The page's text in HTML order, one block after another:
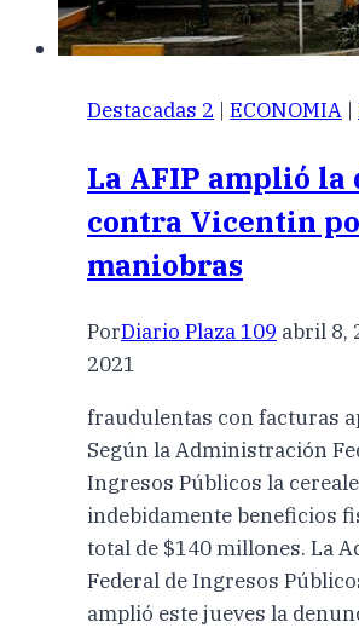
Destacadas 2 | ECONOMIA |
La AFIP amplió la
contra Vicentin
maniobras
PorDiario Plaza 109 abril 8,
2021
fraudulentas con facturas
Según la Administración
Ingresos Públicos la
indebidamente beneficios
total de $140 millones. La
Federal de Ingresos
amplió este jueves la